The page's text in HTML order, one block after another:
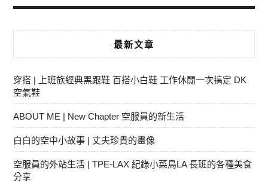
最新文章
穿搭 | 上班族經典黑跟鞋 百搭小白鞋 工作休閒一次搞定 DK
空氣鞋
ABOUT ME | New Chapter 空服員的新生活
白白的空中小故事 | 丈夫珍貴的畫像
空服員的外站生活 | TPE-LAX 紀錄小菜鳥LA 長班的各種美食
分享